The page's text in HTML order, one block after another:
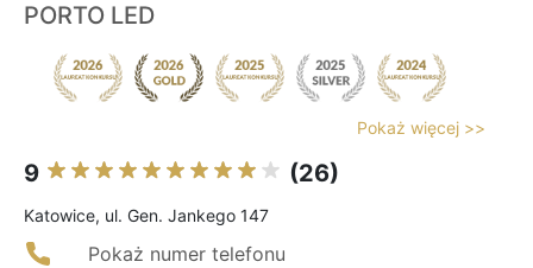
PORTO LED
Pokaż więcej >>
9 (26)
Katowice, ul. Gen. Jankego 147
Pokaż numer telefonu